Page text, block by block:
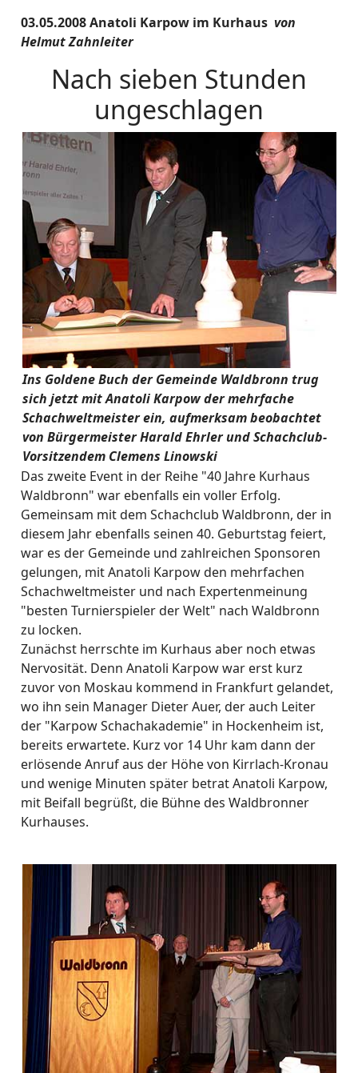
03.05.2008 Anatoli Karpow im Kurhaus von
Helmut Zahnleiter
Nach sieben Stunden
ungeschlagen
Ins Goldene Buch der Gemeinde Waldbronn trug
sich jetzt mit Anatoli Karpow der mehrfache
Schachweltmeister ein, aufmerksam beobachtet
von Bürgermeister Harald Ehrler und Schachclub-
Vorsitzendem Clemens Linowski
Das zweite Event in der Reihe "40 Jahre Kurhaus
Waldbronn" war ebenfalls ein voller Erfolg.
Gemeinsam mit dem Schachclub Waldbronn, der in
diesem Jahr ebenfalls seinen 40. Geburtstag feiert,
war es der Gemeinde und zahlreichen Sponsoren
gelungen, mit Anatoli Karpow den mehrfachen
Schachweltmeister und nach Expertenmeinung
"besten Turnierspieler der Welt" nach Waldbronn
zu locken.
Zunächst herrschte im Kurhaus aber noch etwas
Nervosität. Denn Anatoli Karpow war erst kurz
zuvor von Moskau kommend in Frankfurt gelandet,
wo ihn sein Manager Dieter Auer, der auch Leiter
der "Karpow Schachakademie" in Hockenheim ist,
bereits erwartete. Kurz vor 14 Uhr kam dann der
erlösende Anruf aus der Höhe von Kirrlach-Kronau
und wenige Minuten später betrat Anatoli Karpow,
mit Beifall begrüßt, die Bühne des Waldbronner
Kurhauses.